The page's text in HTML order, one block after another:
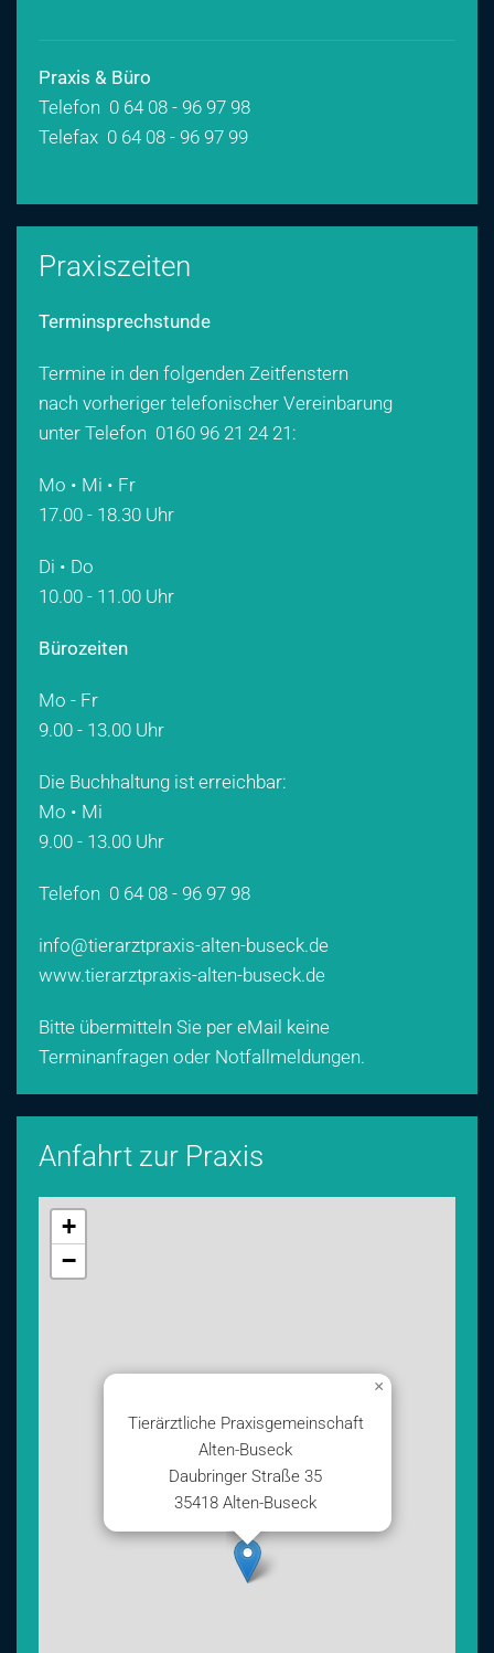
Praxis & Büro
Telefon 0 64 08 - 96 97 98
Telefax 0 64 08 - 96 97 99
Praxiszeiten
Terminsprechstunde
Termine in den folgenden Zeitfenstern
nach vorheriger telefonischer Vereinbarung
unter Telefon 0160 96 21 24 21 :
Mo • Mi • Fr
17.00 - 18.30 Uhr
Di • Do
10.00 - 11.00 Uhr
Bürozeiten
Mo - Fr
9.00 - 13.00 Uhr
Die Buchhaltung ist erreichbar:
Mo • Mi
9.00 - 13.00 Uhr
Telefon 0 64 08 - 96 97 98
info@tierarztpraxis-alten-buseck.de
www.tierarztpraxis-alten-buseck.de
Bitte übermitteln Sie per eMail keine
Terminanfragen oder Notfallmeldungen.
Anfahrt zur Praxis
Tierärztliche Praxisgemeinschaft
Alten-Buseck
Daubringer Straße 35
35418 Alten-Buseck
×
+
−